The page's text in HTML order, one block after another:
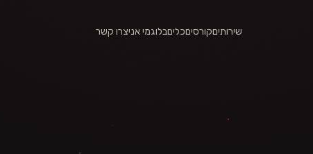
שירותיםקורסיםכליםבלוגמי אניצרו קשר